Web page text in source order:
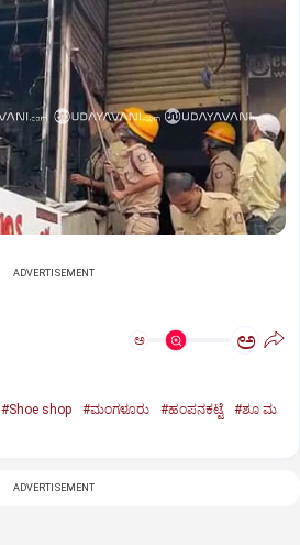
ADVERTISEMENT
ಅ ಅ
#Shoe shop #ಮಂಗಳೂರು #ಹಂಪನಕಟ್ಟೆ
#ಶೂ ಮ
ADVERTISEMENT